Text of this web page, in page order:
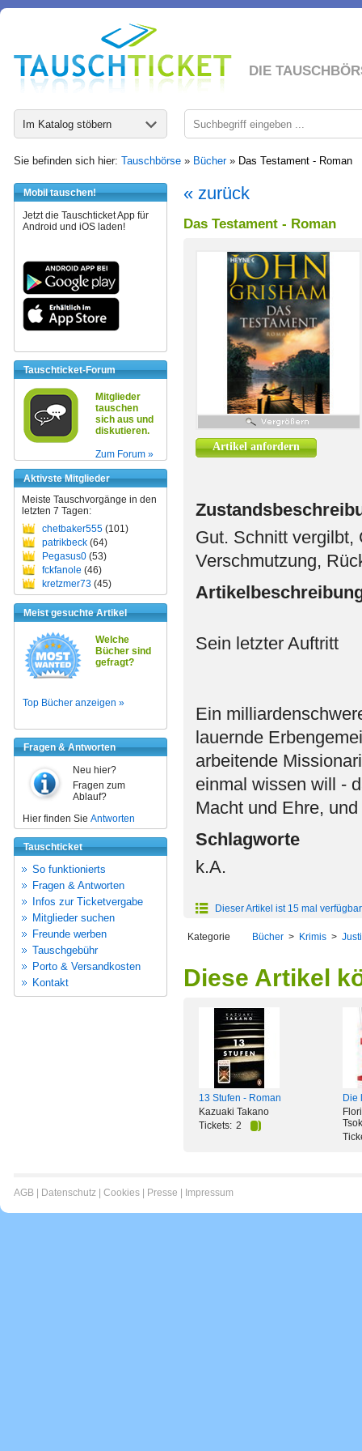
DIE
Im Katalog stöbern
Sie befinden sich hier: Tauschbörse » Bücher» Das Testament - Roman
Mobil tauschen!
Jetzt die Tauschticket App für
Android und iOS laden!
Tauschticket-Forum
Mitglieder
tauschen
sich aus und
diskutieren.
Zum Forum »
Aktivste Mitglieder
Meiste Tauschvorgänge in den
letzten 7 Tagen:
chetbaker555 (101)
patrikbeck (64)
Pegasus0 (53)
fckfanole (46)
kretzmer73 (45)
Meist gesuchte Artikel
Welche
Bücher sind
gefragt?
Top Bücher anzeigen »
Fragen & Antworten
Neu hier?
Fragen zum
Ablauf?
Hier finden Sie Antworten
Tauschticket
So funktionierts
Fragen & Antworten
Infos zur Ticketvergabe
Mitglieder suchen
Freunde werben
Tauschgebühr
Porto & Versandkosten
Kontakt
« zurück
Das Testament - Roman
Artikel anfordern
Gut. Schnitt vergilbt,
Verschmutzung,
Sein letzter Auftritt
Ein
lauernde
arbeitende
einmal wissen will -
Macht und Ehre,
Schlagworte
k.A.
Dieser Artikel ist 15 mal verfügbar
Kategorie Bücher > Krimis >
Diese Artikel
13 Stufen - Roman
Kazuaki Takano
Tickets: 2
Die
AGB Datenschutz Cookies Presse Impressum